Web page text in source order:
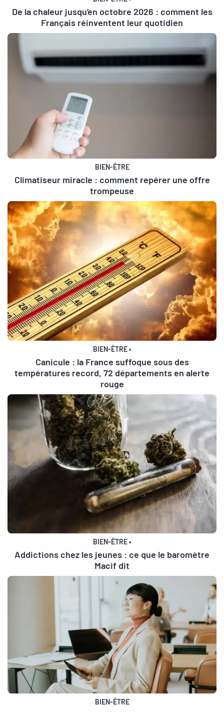
De la chaleur jusqu’en octobre 2026 : comment les
Français réinventent leur quotidien
BIEN-ÊTRE
Climatiseur miracle : comment repérer une offre
trompeuse
BIEN-ÊTRE•
Canicule : la France suffoque sous des
températures record, 72 départements en alerte
rouge
BIEN-ÊTRE•
Addictions chez les jeunes : ce que le baromètre
Macif dit
BIEN-ÊTRE